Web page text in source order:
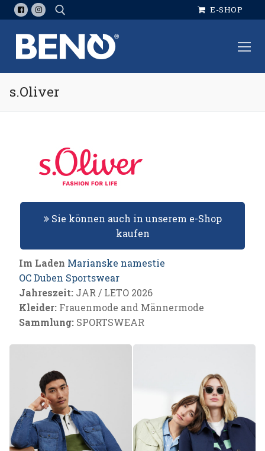
Skip
to
content
Suche:
E-SHOP
s.Oliver
Sie können auch in unserem e-Shop
kaufen
Im Laden Marianske namestie
OC Duben Sportswear
Jahreszeit: JAR / LETO 2026
Kleider: Frauenmode and Männermode
Sammlung: SPORTSWEAR
Notwendig
Diese Cookies
sind notwendig,
um das
ordnungsgemäße
Funktionieren
der Website zu